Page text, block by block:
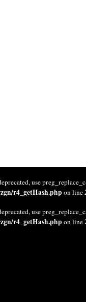
use
r4_getHash.php on line
use
r4_getHash.php on line